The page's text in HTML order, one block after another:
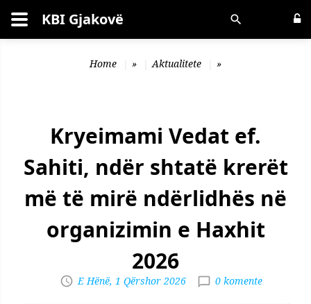
Kërko KBI Gjakovë
Home » Aktualitete »
Kryeimami Vedat ef.
Sahiti, ndër shtatë krerët
më të mirë ndërlidhës në
organizimin e Haxhit
2026
E Hënë, 1 Qërshor 2026 0 komente